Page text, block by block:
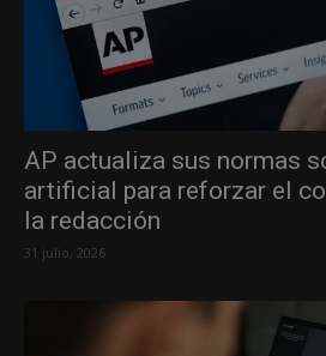
AP actualiza sus normas
artificial para reforzar el
la redacción
31 julio, 2026